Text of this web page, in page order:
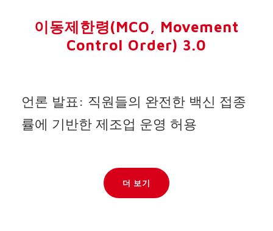
이동제한령(MCO, Movement
Control Order) 3.0
언론 발표: 직원들의 완전한 백신 접종
률에 기반한 제조업 운영 허용
더 보기